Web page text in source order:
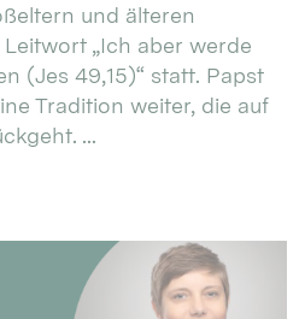
und älteren
„Ich aber werde
(Jes 49,15)“ statt. Papst
Tradition weiter, die auf
...